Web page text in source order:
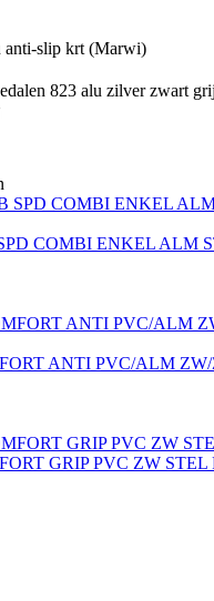
anti-slip krt (Marwi)
823 alu zilver zwart
COMBI ENKEL ALM
ANTI PVC/ALM
GRIP PVC ZW STEL